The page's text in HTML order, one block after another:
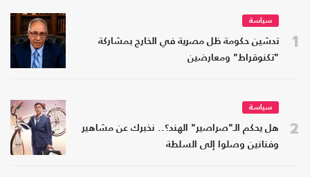
1
سياسة
تدشين حكومة ظل مصرية في الخارج بمشاركة
"تكنوقراط" ومعارضين
2
سياسة
هل يحكم الـ"صراصير" الهند؟.. نخبرك عن مشاهير
وفنانين وصلوا إلى السلطة